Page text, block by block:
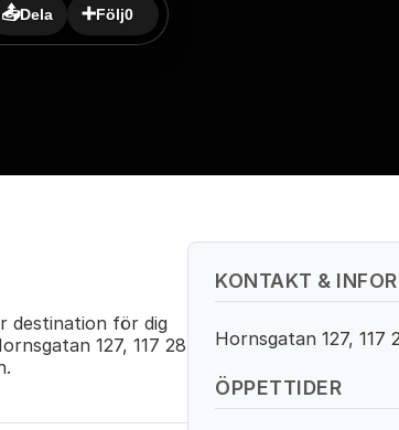
📤Dela ➕Följ0
destination för dig
127, 117 28
KONTAKT &
Hornsgatan 127, 117
ÖPPETTIDER